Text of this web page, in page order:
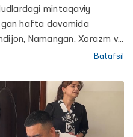
mintaqaviy
hafta davomida
Namangan, Xorazm va
Toshkent shahrida
monitoring tashriflari
Batafsil